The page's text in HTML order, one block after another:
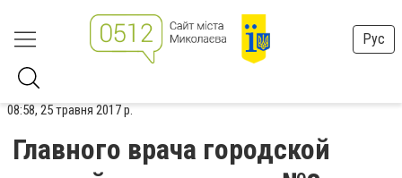
Рус
08:58, 25 травня 2017 р.
Главного врача городской